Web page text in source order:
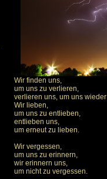
Wir finden uns,
um uns zu verlieren,
verlieren uns, um uns
Wir lieben,
um uns zu entlieben,
entlieben uns,
um erneut zu lieben.
Wir vergessen,
um uns zu erinnern,
wir erinnern uns,
um nicht zu vergessen.